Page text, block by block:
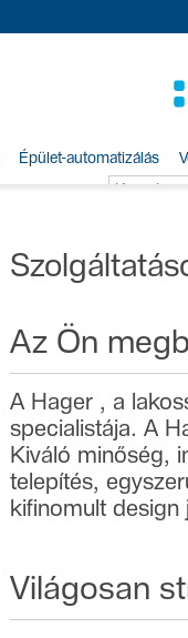
Épület-automatizálás
Az Ön
A Hager , a
specialistája. A
Kiváló minőség,
telepítés,
kifinomult design
Világosan